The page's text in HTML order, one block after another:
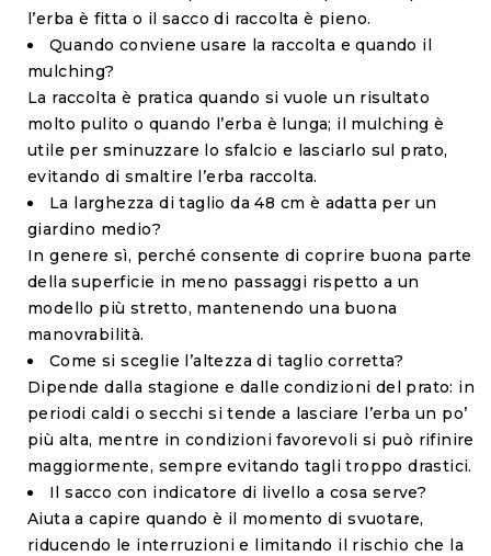
l’erba è fitta o il sacco di raccolta è pieno.
Quando conviene usare la raccolta e quando il
mulching?
La raccolta è pratica quando si vuole un risultato
molto pulito o quando l’erba è lunga; il mulching è
utile per sminuzzare lo sfalcio e lasciarlo sul prato,
evitando di smaltire l’erba raccolta.
La larghezza di taglio da 48 cm è adatta per un
giardino medio?
In genere sì, perché consente di coprire buona parte
della superficie in meno passaggi rispetto a un
modello più stretto, mantenendo una buona
manovrabilità.
Come si sceglie l’altezza di taglio corretta?
Dipende dalla stagione e dalle condizioni del prato: in
periodi caldi o secchi si tende a lasciare l’erba un po’
più alta, mentre in condizioni favorevoli si può rifinire
maggiormente, sempre evitando tagli troppo drastici.
Il sacco con indicatore di livello a cosa serve?
Aiuta a capire quando è il momento di svuotare,
riducendo le interruzioni e limitando il rischio che la